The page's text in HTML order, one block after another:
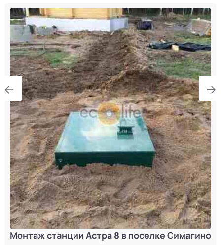
Монтаж станции Астра 8 в поселке Симагино